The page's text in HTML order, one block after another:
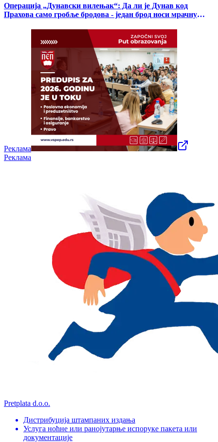
Операција „Дунавски вилењак“: Да ли је Дунав код
Прахова само гробље бродова - један брод носи мрачну
Реклама
Реклама
Pretplata d.o.o.
Дистрибуција штампаних издања
Услуга ноћне или ранојутарње испоруке пакета или
документације